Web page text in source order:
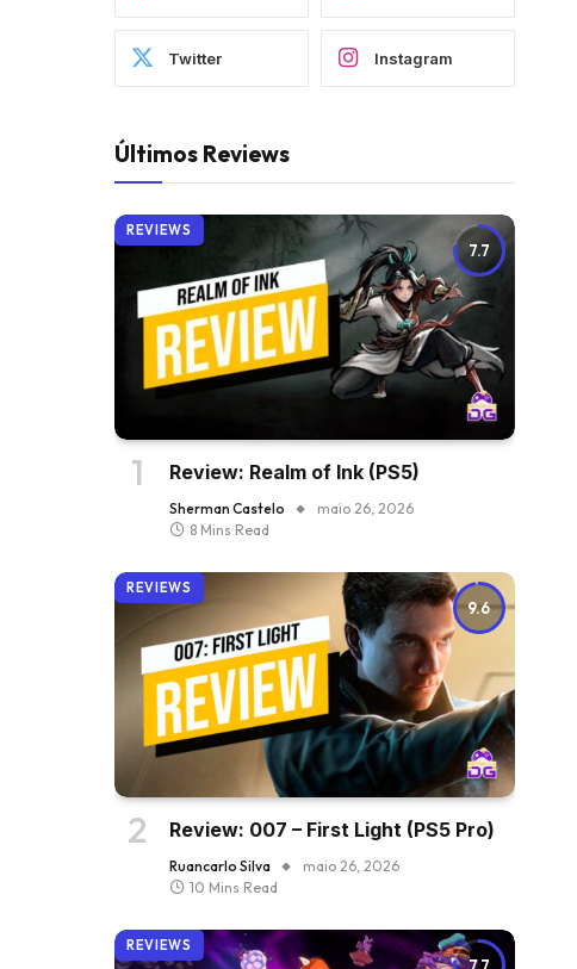
Twitter Instagram
Últimos Reviews
7.7
REVIEWS
Review: Realm of Ink (PS5)
Sherman Castelo
maio 26, 2026
8 Mins Read
9.6
REVIEWS
Review: 007 – First Light (PS5 Pro)
Ruancarlo Silva
maio 26, 2026
10 Mins Read
REVIEWS